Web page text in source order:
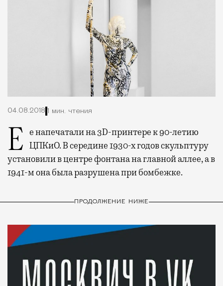
04.08.2018 1 мин. чтения
Ее напечатали на 3D-принтере к 90-летию ЦПКиО. В середине 1930-х годов скульптуру
установили в центре фонтана на главной аллее, а в
1941-м она была разрушена при бомбежке.
ПРОДОЛЖЕНИЕ НИЖЕ